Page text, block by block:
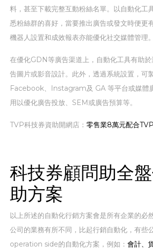
料，甚至下載完整互動粉絲名單。以自動化工
悉粉絲群的喜好，當要推出廣告或發文時便更
機器人設置和成效報表亦能優化社交媒體管理。
在優化GDN等廣告渠道上，自動化工具有助
告圖片或影音設計。此外，透過系統設置，可
Facebook、Instagram及 GA 等平台或媒體
用以優化廣告投放、SEM或廣告預算等。
TVP科技券資助開網店： 零售業8萬元配合
科技券顧問助全
助方案
以上所述的自動化行銷方案會是所有企業的必
公司的業務有所不同，比起行銷自動化，有些
operation side的自動化方案，例如： 會計、